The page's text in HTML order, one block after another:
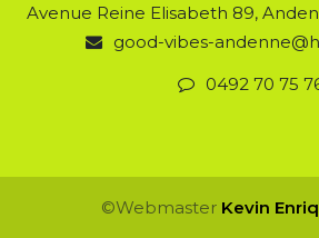
Avenue Reine Elisabeth 89,
good-vibes-
0492 70 75
©Webmaster Kevin